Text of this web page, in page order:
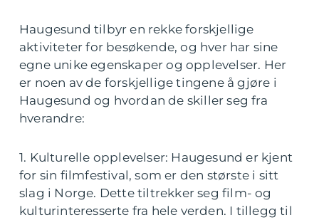
Haugesund tilbyr en rekke forskjellige
aktiviteter for besøkende, og hver har sine
egne unike egenskaper og opplevelser. Her
er noen av de forskjellige tingene å gjøre i
Haugesund og hvordan de skiller seg fra
hverandre:
1. Kulturelle opplevelser: Haugesund er kjent
for sin filmfestival, som er den største i sitt
slag i Norge. Dette tiltrekker seg film- og
kulturinteresserte fra hele verden. I tillegg til